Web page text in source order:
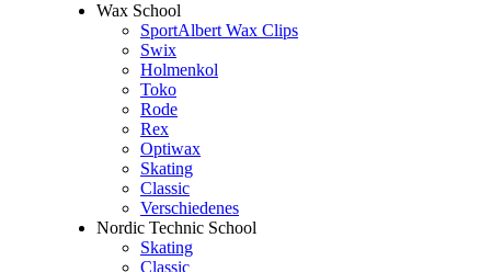
Wax School
SportAlbert Wax Clips
Swix
Holmenkol
Toko
Rode
Rex
Optiwax
Skating
Classic
Verschiedenes
Nordic Technic School
Skating
Classic